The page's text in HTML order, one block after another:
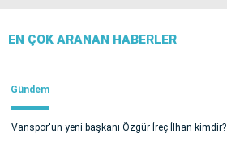
EN ÇOK ARANAN HABERLER
Gündem
Vanspor'un yeni başkanı Özgür İreç İlhan kimdir?